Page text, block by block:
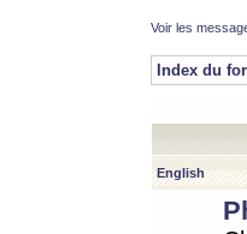
Voir les
Index du
English